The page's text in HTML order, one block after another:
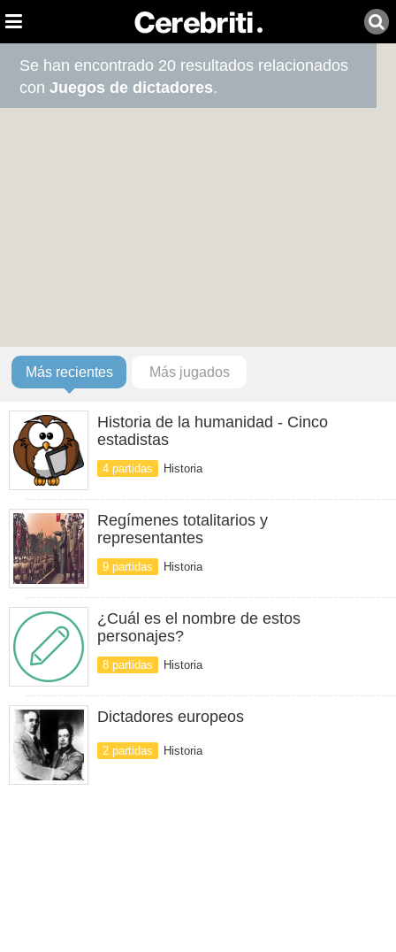
Se han encontrado 20 resultados relacionados
conJuegos de dictadores.
Más recientes Más jugados
Historia de la humanidad - Cinco
estadistas
4 partidas Historia
Regímenes totalitarios y
representantes
9 partidas Historia
¿Cuál es el nombre de estos
personajes?
8 partidas Historia
Dictadores europeos
2 partidas Historia